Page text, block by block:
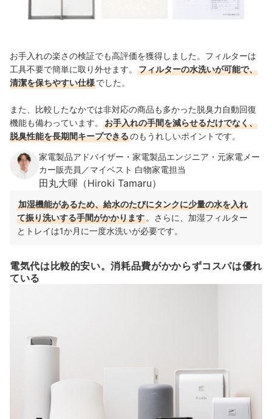
お手入れの楽さの検証でも高評価を獲得しました。フィルターは
工具不要で簡単に取り外せます。
フィルターの水洗いが可能で、
清潔を保ちやすい仕様でした。
また、比較したなかでは非対応の商品も多かった脱臭力自動回復
機能も備わっています。
お手入れの手間を減らせるだけでなく、
脱臭性能を長期間キープできるのもうれしいポイントです。
家電製品アドバイザー・家電製品エンジニア・元家電メー
カー販売員／マイベスト 白物家電担当
田丸大暉（Hiroki Tamaru）
加湿機能があるため、給水のたびにタンクに少量の水を入れ
て振り洗いする手間がかかります 。さらに、加湿フィルター
とトレイは1か月に一度水洗いが必要です。
電気代は比較的安い。消耗品費がかからずコスパは優れ
ている